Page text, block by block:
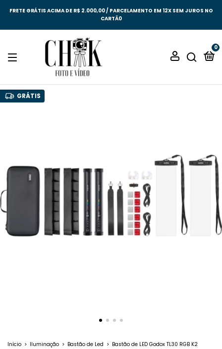
FRETE GRÁTIS ACIMA DE R$ 2.000,00 / PARCELAMENTO EM 12X SEM JUROS NO
CARTÃ0
0
GRÁTIS
Início > Iluminação > Bastão de Led > Bastão de LED Godox TL30 RGB K2